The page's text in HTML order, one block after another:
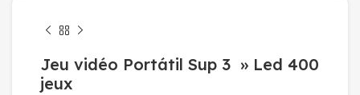
Jeu vidéo Portátil Sup 3 » Led 400
jeux